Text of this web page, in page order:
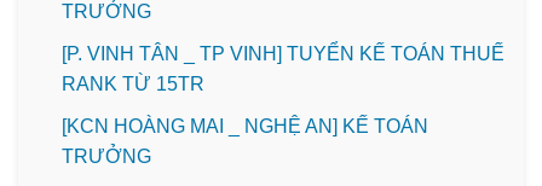
TRƯỞNG
[P. VINH TÂN _ TP VINH] TUYỂN KẾ TOÁN THUẾ
RANK TỪ 15TR
️[KCN HOÀNG MAI _ NGHỆ AN] KẾ TOÁN
TRƯỞNG